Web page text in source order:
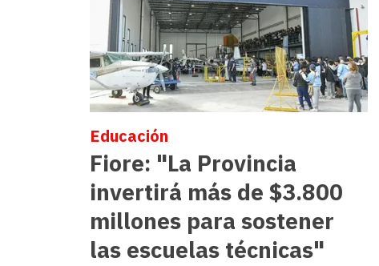
Fiore: "La Provincia
invertirá más de $3.800
millones para sostener
las escuelas técnicas"
Educación